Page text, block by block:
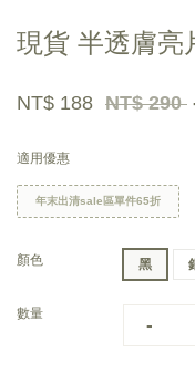
現貨 半透膚亮
NT$ 188 NT$ 290
適用優惠
年末出清sale區單件65折
顏色 黑
數量
-